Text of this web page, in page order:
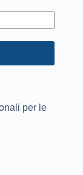
per le